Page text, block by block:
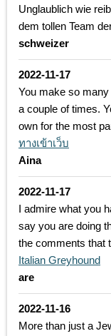
Unglaublich wie
dem tollen Team
schweizer
2022-11-17
You make so
a couple of times.
own for the most
ทางเข้าเว็บ
Aina
2022-11-17
I admire what you
say you are doing
the comments that
Italian Greyhound
are
2022-11-16
More than just a